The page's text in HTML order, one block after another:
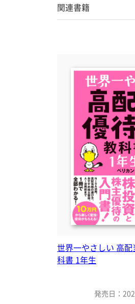
関連書籍
世界一やさしい 高
科書 1年生
発売日：